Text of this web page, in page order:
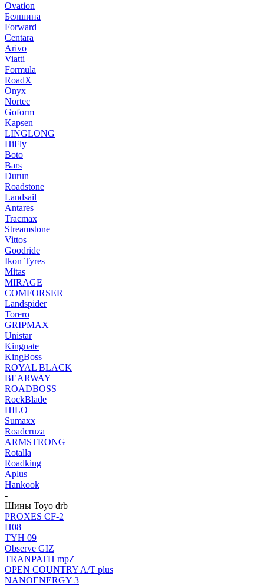
Ovation
Белшина
Forward
Centara
Arivo
Viatti
Formula
RoadX
Onyx
Nortec
Goform
Kapsen
LINGLONG
HiFly
Boto
Bars
Durun
Roadstone
Landsail
Antares
Tracmax
Streamstone
Vittos
Goodride
Ikon Tyres
Mitas
MIRAGE
COMFORSER
Landspider
Torero
GRIPMAX
Unistar
Kingnate
KingBoss
ROYAL BLACK
BEARWAY
ROADBOSS
RockBlade
HILO
Sumaxx
Roadcruza
ARMSTRONG
Rotalla
Roadking
Aplus
Hankook
-
Шины Toyo drb
PROXES CF-2
H08
TYH 09
Observe GIZ
TRANPATH mpZ
OPEN COUNTRY A/T plus
NANOENERGY 3